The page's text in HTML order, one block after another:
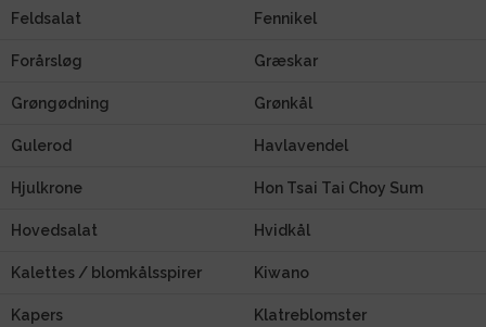
Feldsalat Fennikel
Forårsløg Græskar
Grøngødning Grønkål
Gulerod Havlavendel
Hjulkrone Hon Tsai Tai Choy Sum
Hovedsalat Hvidkål
Kalettes / blomkålsspirer Kiwano
Kapers Klatreblomster